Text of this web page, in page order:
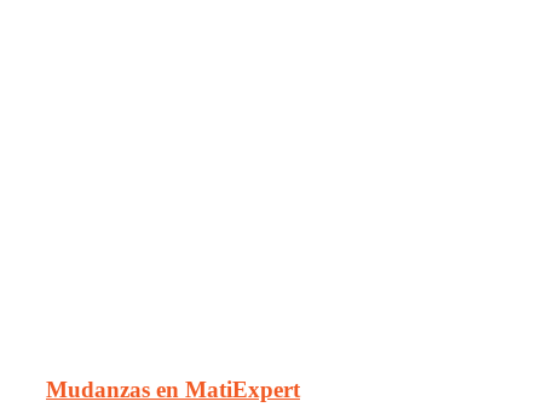
Mudanzas en MatiExpert